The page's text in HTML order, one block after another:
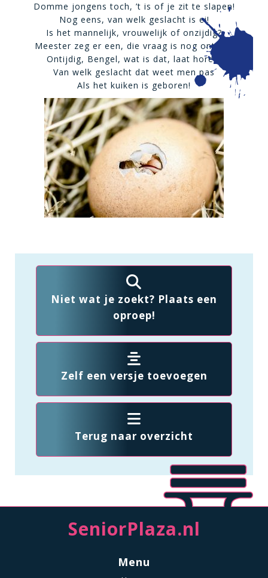
Domme jongens toch, ’t is of je zit te slapen!
Nog eens, van welk geslacht is ei!
Is het mannelijk, vrouwelijk of onzijdig?
Meester zeg er een, die vraag is nog ontijdig
Ontijdig, Bengel, wat is dat, laat horen!
Van welk geslacht dat weet men pas
Als het kuiken is geboren!
Niet wat je zoekt? Plaats een
oproep!
Zelf een versje toevoegen
Terug naar overzicht
SeniorPlaza.nl
Menu